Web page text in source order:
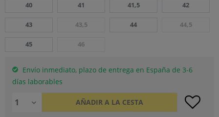
40
41 41,5 42
43 43,5 44 44,5
45 46
Envío inmediato, plazo de entrega en España de 3-6
días laborables
AÑADIR A LA CESTA